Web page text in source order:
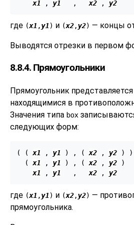
x1 , y1
   ,
x2 , y2
где (x1 ,y1) и (x2,y2) — концы
Выводятся отрезки в первом
8.8.4. Прямоугольники
Прямоугольник
находящимися в
Значения типа box
следующих форм:
( ( x1 , y1 ) , ( x2 , y2 ) )
  (
x1 , y1 ) , ( x2 , y2 )
x1 , y1
   ,
x2 , y2
где (x1 ,y1) и (x2,y2) —
прямоугольника.